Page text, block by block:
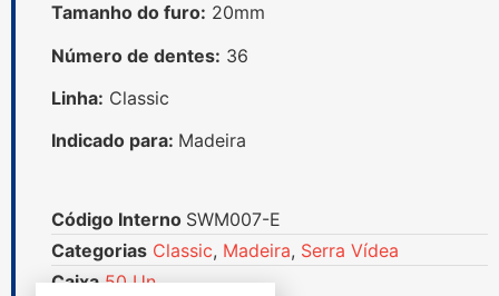
Tamanho do furo: 20mm
Número de dentes: 36
Linha: Classic
Indicado para: Madeira
Código Interno SWM007-E
Categorias Classic, Madeira, Serra Vídea
Caixa 50 Un.